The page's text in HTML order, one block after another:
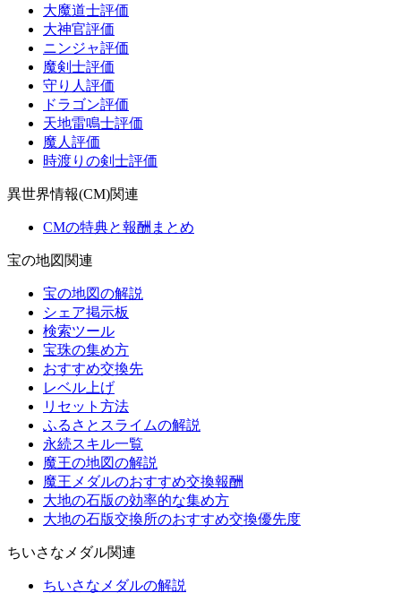
大魔道士評価
大神官評価
ニンジャ評価
魔剣士評価
守り人評価
ドラゴン評価
天地雷鳴士評価
魔人評価
時渡りの剣士評価
異世界情報(CM)関連
CMの特典と報酬まとめ
宝の地図関連
宝の地図の解説
シェア掲示板
検索ツール
宝珠の集め方
おすすめ交換先
レベル上げ
リセット方法
ふるさとスライムの解説
永続スキル一覧
魔王の地図の解説
魔王メダルのおすすめ交換報酬
大地の石版の効率的な集め方
大地の石版交換所のおすすめ交換優先度
ちいさなメダル関連
ちいさなメダルの解説